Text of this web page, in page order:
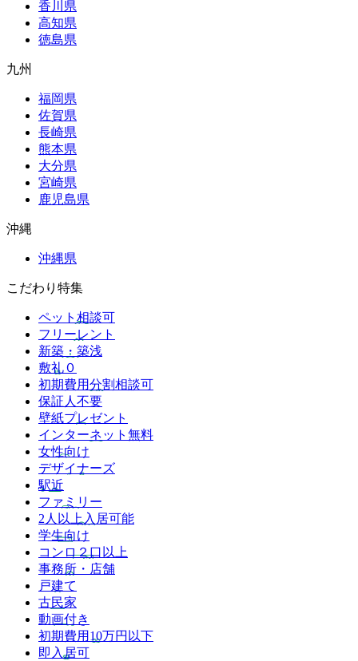
香川県
高知県
徳島県
九州
福岡県
佐賀県
長崎県
熊本県
大分県
宮崎県
鹿児島県
沖縄
沖縄県
こだわり特集
ペット相談可
フリーレント
新築・築浅
敷礼０
初期費用分割相談可
保証人不要
壁紙プレゼント
インターネット無料
女性向け
デザイナーズ
駅近
ファミリー
2人以上入居可能
学生向け
コンロ２口以上
事務所・店舗
戸建て
古民家
動画付き
初期費用10万円以下
即入居可